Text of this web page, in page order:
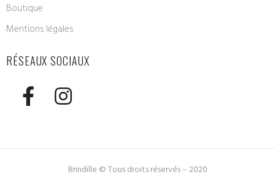
Boutique
Mentions légales
RÉSEAUX SOCIAUX
Brindille © Tous droits réservés – 2020